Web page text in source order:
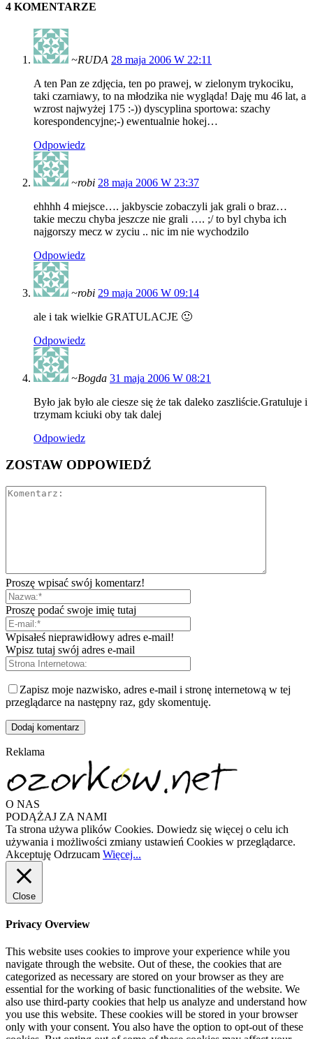
4 KOMENTARZE
~RUDA 28 maja 2006 W 22:11
A ten Pan ze zdjęcia, ten po prawej, w zielonym trykociku,
taki czarniawy, to na młodzika nie wygląda! Daję mu 46 lat, a
wzrost najwyżej 175 :-)) dyscyplina sportowa: szachy
korespondencyjne;-) ewentualnie hokej…
Odpowiedz
~robi 28 maja 2006 W 23:37
ehhhh 4 miejsce…. jakbyscie zobaczyli jak grali o braz…
takie meczu chyba jeszcze nie grali …. ;/ to byl chyba ich
najgorszy mecz w zyciu .. nic im nie wychodzilo
Odpowiedz
~robi 29 maja 2006 W 09:14
ale i tak wielkie GRATULACJE 🙂
Odpowiedz
~Bogda 31 maja 2006 W 08:21
Było jak było ale ciesze się że tak daleko zaszliście.Gratuluje i
trzymam kciuki oby tak dalej
Odpowiedz
ZOSTAW ODPOWIEDŹ
Proszę wpisać swój komentarz!
Proszę podać swoje imię tutaj
Wpisałeś nieprawidłowy adres e-mail!
Wpisz tutaj swój adres e-mail
Zapisz moje nazwisko, adres e-mail i stronę internetową w tej
przeglądarce na następny raz, gdy skomentuję.
Reklama
O NAS
PODĄŻAJ ZA NAMI
Ta strona używa plików Cookies. Dowiedz się więcej o celu ich
używania i możliwości zmiany ustawień Cookies w przeglądarce.
Akceptuję Odrzucam Więcej...
Close
Privacy Overview
This website uses cookies to improve your experience while you
navigate through the website. Out of these, the cookies that are
categorized as necessary are stored on your browser as they are
essential for the working of basic functionalities of the website. We
also use third-party cookies that help us analyze and understand how
you use this website. These cookies will be stored in your browser
only with your consent. You also have the option to opt-out of these